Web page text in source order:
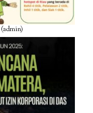
(admin)